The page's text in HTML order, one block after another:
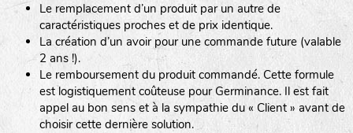
Le remplacement d’un produit par un autre de
caractéristiques proches et de prix identique.
La création d’un avoir pour une commande future (valable
2 ans !).
Le remboursement du produit commandé. Cette formule
est logistiquement coûteuse pour Germinance. Il est fait
appel au bon sens et à la sympathie du « Client » avant de
choisir cette dernière solution.